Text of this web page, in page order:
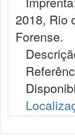
2018, Rio
Forense.